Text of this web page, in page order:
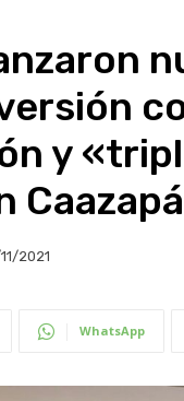
y
Caazapá
2021
WhatsApp